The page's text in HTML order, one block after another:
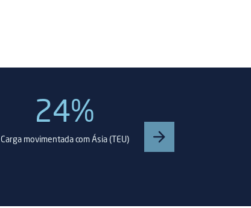
24%
Carga movimentada com Ásia (TEU)